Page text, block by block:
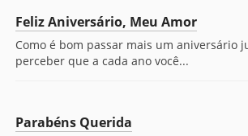
Feliz Aniversário, Meu Amor
Como é bom passar mais um aniversário
perceber que a cada ano você...
Parabéns Querida